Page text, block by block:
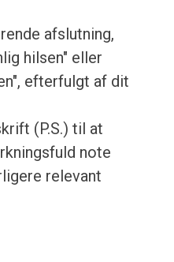
afslutning,
hilsen" eller
efterfulgt af dit
(P.S.) til at
note
relevant